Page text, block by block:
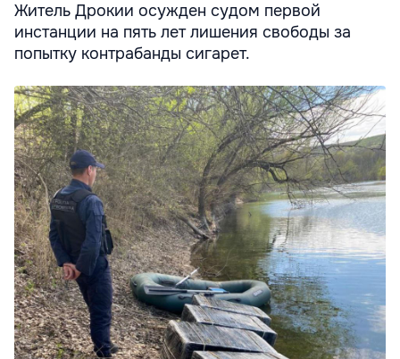
Житель Дрокии осужден судом первой
инстанции на пять лет лишения свободы за
попытку контрабанды сигарет.